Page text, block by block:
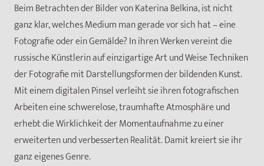
Beim Betrachten der Bilder von Katerina Belkina, ist nicht
ganz klar, welches Medium man gerade vor sich hat – eine
Fotografie oder ein Gemälde? In ihren Werken vereint die
russische Künstlerin auf einzigartige Art und Weise Techniken
der Fotografie mit Darstellungsformen der bildenden Kunst.
Mit einem digitalen Pinsel verleiht sie ihren fotografischen
Arbeiten eine schwerelose, traumhafte Atmosphäre und
erhebt die Wirklichkeit der Momentaufnahme zu einer
erweiterten und verbesserten Realität. Damit kreiert sie ihr
ganz eigenes Genre.